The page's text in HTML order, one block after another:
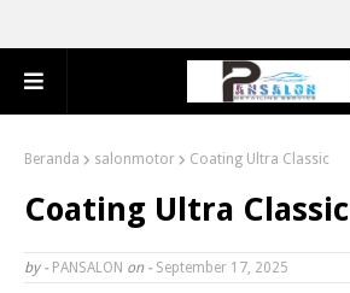
Beranda salonmotor Coating Ultra Classic
Coating Ultra Classic
by - PANSALON on - September 17, 2025